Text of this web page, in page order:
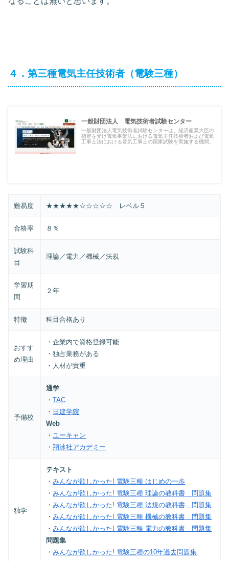
４．第三種電気主任技術者（電験三種）
一般財団法人 電気技術者試験センター
一般財団法人電気技術者試験センターは、経済産業大臣の
指定を受け電気事業法における電気主任技術者および電気
工事士法における電気工事士の国家試験を実施する機関。
難易度 ★★★★★☆☆☆☆☆ レベル５
合格率 ８％
試験科
目
理論／電力／機械／法規
学習期
間
２年
特徴 科目合格あり
おすす
め理由
・企業内で資格登録可能
・独占業務がある
・人材が貴重
予備校
通学
・TAC
・ 日建学院
Web
・ ユーキャン
・翔泳社アカデミー
独学
テキスト
・みんなが欲しかった! 電験三種 はじめの一歩
・みんなが欲しかった! 電験三種 理論の教科書 問題集
・みんなが欲しかった! 電験三種 法規の教科書 問題集
・みんなが欲しかった! 電験三種 機械の教科書 問題集
・みんなが欲しかった! 電験三種 電力の教科書 問題集
問題集
・みんなが欲しかった! 電験三種の10年過去問題集